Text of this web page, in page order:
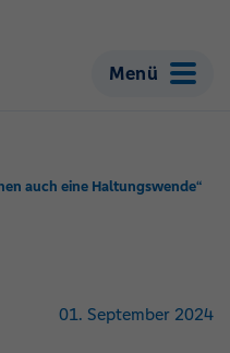
Menü
auch eine Haltungswende“
01. September 2024